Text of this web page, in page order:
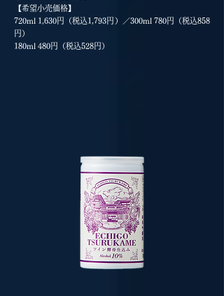
【希望小売価格】
720ml 1,630円（税込1,793円）／300ml 780円（税込858
円）
180ml 480円（税込528円）